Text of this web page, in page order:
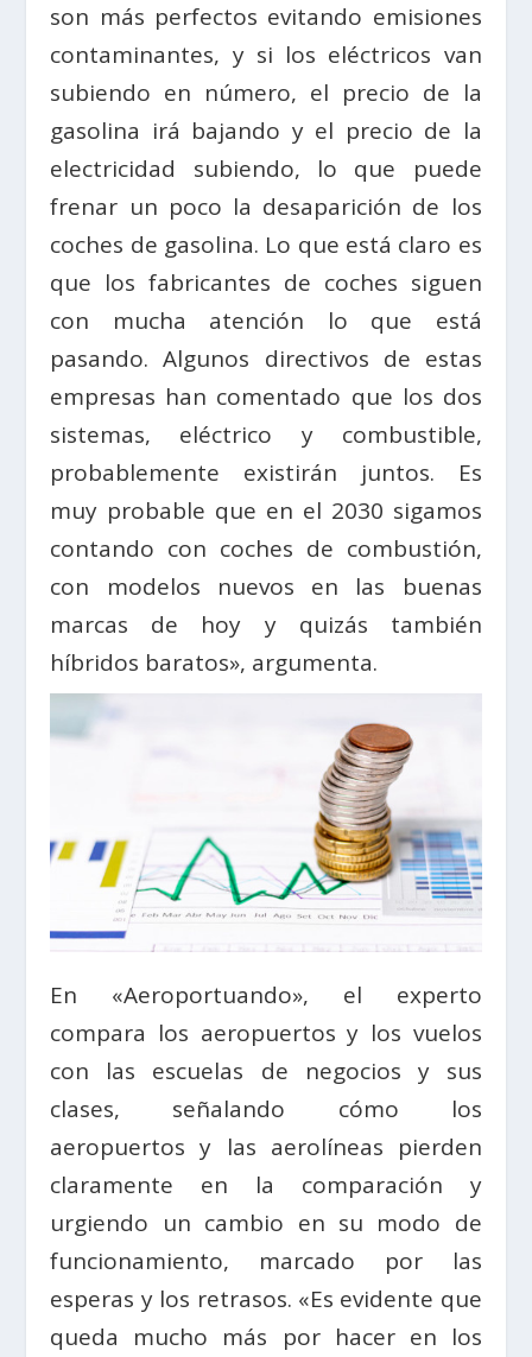
son más perfectos evitando emisiones
contaminantes, y si los eléctricos van
subiendo en número, el precio de la
gasolina irá bajando y el precio de la
electricidad subiendo, lo que puede
frenar un poco la desaparición de los
coches de gasolina. Lo que está claro es
que los fabricantes de coches siguen
con mucha atención lo que está
pasando. Algunos directivos de estas
empresas han comentado que los dos
sistemas, eléctrico y combustible,
probablemente existirán juntos. Es
muy probable que en el 2030 sigamos
contando con coches de combustión,
con modelos nuevos en las buenas
marcas de hoy y quizás también
híbridos baratos», argumenta.
En «Aeroportuando», el experto
compara los aeropuertos y los vuelos
con las escuelas de negocios y sus
clases, señalando cómo los
aeropuertos y las aerolíneas pierden
claramente en la comparación y
urgiendo un cambio en su modo de
funcionamiento, marcado por las
esperas y los retrasos. «Es evidente que
queda mucho más por hacer en los